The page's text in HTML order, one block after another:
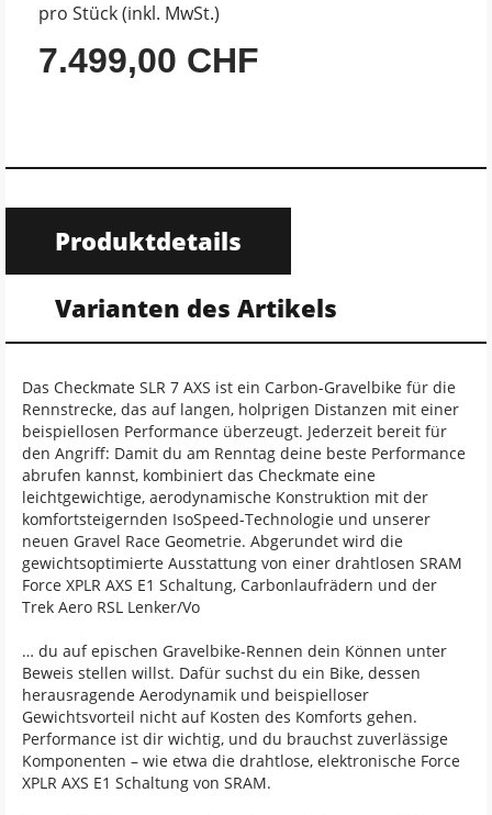
pro Stück (inkl. MwSt.)
7.499,00 CHF
Produktdetails
Varianten des Artikels
Das Checkmate SLR 7 AXS ist ein Carbon-Gravelbike für die
Rennstrecke, das auf langen, holprigen Distanzen mit einer
beispiellosen Performance überzeugt. Jederzeit bereit für
den Angriff: Damit du am Renntag deine beste Performance
abrufen kannst, kombiniert das Checkmate eine
leichtgewichtige, aerodynamische Konstruktion mit der
komfortsteigernden IsoSpeed-Technologie und unserer
neuen Gravel Race Geometrie. Abgerundet wird die
gewichtsoptimierte Ausstattung von einer drahtlosen SRAM
Force XPLR AXS E1 Schaltung, Carbonlaufrädern und der
Trek Aero RSL Lenker/Vo
… du auf epischen Gravelbike-Rennen dein Können unter
Beweis stellen willst. Dafür suchst du ein Bike, dessen
herausragende Aerodynamik und beispielloser
Gewichtsvorteil nicht auf Kosten des Komforts gehen.
Performance ist dir wichtig, und du brauchst zuverlässige
Komponenten – wie etwa die drahtlose, elektronische Force
XPLR AXS E1 Schaltung von SRAM.